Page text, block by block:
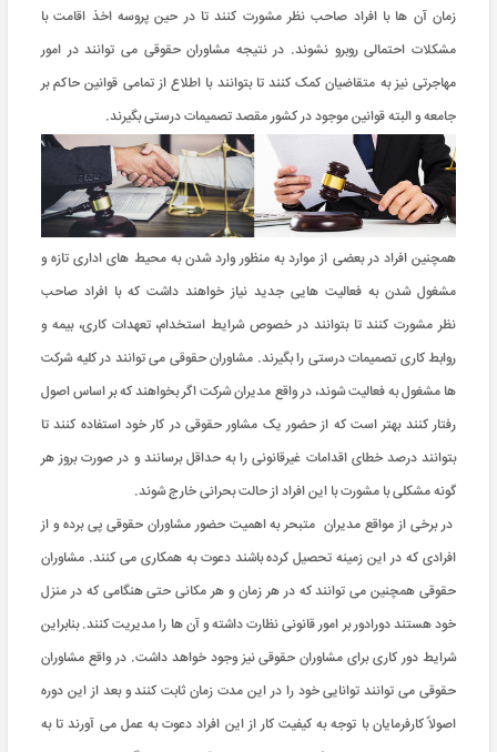
زمان آن ها با افراد صاحب‌ نظر مشورت کنند تا در حین پروسه اخذ اقامت با
مشکلات احتمالی روبرو نشوند. در نتیجه مشاوران حقوقی می توانند در امور
مهاجرتی نیز به متقاضیان کمک کنند تا بتوانند با اطلاع از تمامی قوانین حاکم بر
جامعه و البته قوانین موجود در کشور مقصد تصمیمات درستی بگیرند.
همچنین افراد در بعضی از موارد به منظور وارد شدن به محیط های اداری تازه و
مشغول شدن به فعالیت هایی جدید نیاز خواهند داشت که با افراد صاحب‌
نظر مشورت کنند تا بتوانند در خصوص شرایط استخدام، تعهدات کاری، بیمه و
روابط کاری تصمیمات درستی را بگیرند. مشاوران حقوقی می توانند در کلیه شرکت
ها مشغول به فعالیت شوند، در واقع مدیران شرکت اگر بخواهند که بر اساس اصول
رفتار کنند بهتر است که از حضور یک مشاور حقوقی در کار خود استفاده کنند تا
بتوانند درصد خطای اقدامات غیرقانونی را به حداقل برسانند و در صورت بروز هر
گونه مشکلی با مشورت با این افراد از حالت بحرانی خارج شوند.
در برخی از مواقع مدیران متبحر به اهمیت حضور مشاوران حقوقی پی برده و از
افرادی که در این زمینه تحصیل کرده باشند دعوت به همکاری می کنند. مشاوران
حقوقی همچنین می توانند که در هر زمان و هر مکانی حتی هنگامی که در منزل
خود هستند دورادور بر امور قانونی نظارت داشته و آن ها را مدیریت کنند. بنابراین
شرایط دور کاری برای مشاوران حقوقی نیز وجود خواهد داشت. در واقع مشاوران
حقوقی می توانند توانایی خود را در این مدت زمان ثابت کنند و بعد از این دوره
اصولاً کارفرمایان با توجه به کیفیت کار از این افراد دعوت به عمل می آورند تا به